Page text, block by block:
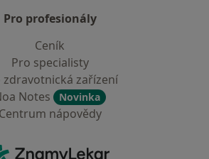
Pro profesionály
Ceník
Pro specialisty
zdravotnická zařízení
Notes
Novinka
Centrum nápovědy
ZnamyLekar - Hlavní stránka